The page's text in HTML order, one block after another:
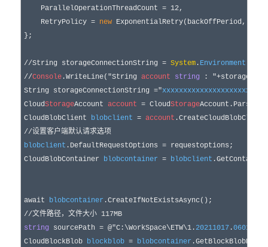
    ParallelOperationThreadCount =
12,
    RetryPolicy
= new ExponentialRetry(backOffPeriod,
};
//String storageConnectionString = System . Environment
//Console .WriteLine("String account string :
String storageConnectionString ="
CloudStorageAccount account = CloudStorage
CloudBlobClient blobclient = account
//设置客户端默认请求选项
blobclient .DefaultRequestOptions = requestoptions;
CloudBlobContainer blobcontainer = blobclient
await blobcontainer
//文件路径，文件大小 117MB
string sourcePath = @"C:\WorkSpace\ETW\1. 20211017 .
CloudBlockBlob blockblob = blobcontainer